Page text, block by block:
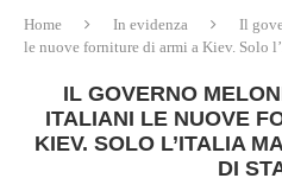
Home In evidenza
Il
le nuove forniture di armi a Kiev. Solo
IL GOVERNO
ITALIANI LE NUOVE
KIEV. SOLO L’ITALIA
DI